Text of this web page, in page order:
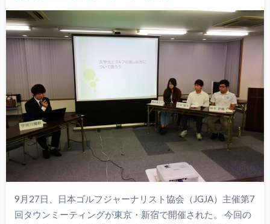
9月27日、日本ゴルフジャーナリスト協会（JGJA）主催第7
回タウンミーティングが東京・新宿で開催された。 今回の